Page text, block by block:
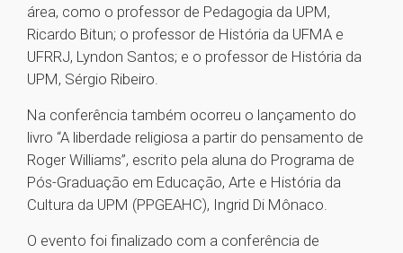
área, como o professor de Pedagogia da UPM,
Ricardo Bitun; o professor de História da UFMA e
UFRRJ, Lyndon Santos; e o professor de História da
UPM, Sérgio Ribeiro.
Na conferência também ocorreu o lançamento do
livro “A liberdade religiosa a partir do pensamento de
Roger Williams”, escrito pela aluna do Programa de
Pós-Graduação em Educação, Arte e História da
Cultura da UPM (PPGEAHC), Ingrid Di Mônaco.
O evento foi finalizado com a conferência de